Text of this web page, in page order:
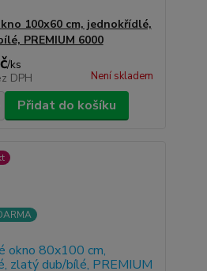
100x60 cm, jednokřídlé,
PREMIUM 6000
/ks
DPH Není skladem
Přidat do košíku